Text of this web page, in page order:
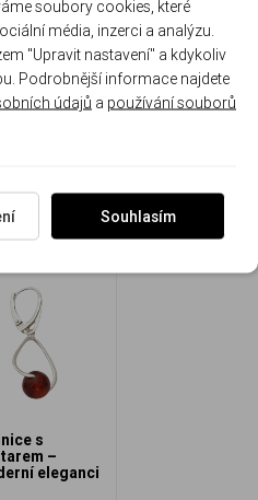
cm se zapínáním ) x 1.5 cm
ZOBRAZENÉ
s
–
eleganci
soubory cookies, které
média, inzerci a analýzu.
"Upravit nastavení" a kdykoliv
Podrobnější informace najdete
údajů a používání souborů
Souhlasím